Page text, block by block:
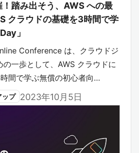
踏み出そう、AWS への最
クラウドの基礎を3時間で学
」
Conference は、クラウドジ
の一歩として、AWS クラウドに
間で学ぶ無償の初心者向…
ップ 2023年10月5日